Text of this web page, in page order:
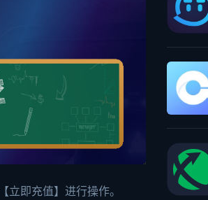
即充值】进行操作。